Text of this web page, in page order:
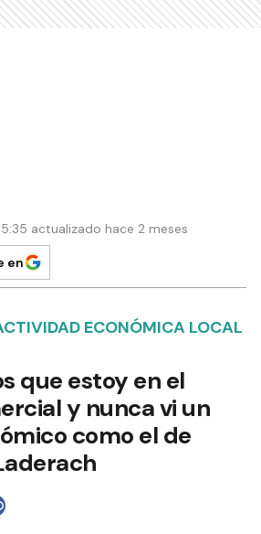
actualizado hace 2 meses
en
ECONÓMICA LOCAL
que estoy en el
y nunca vi un
como el de